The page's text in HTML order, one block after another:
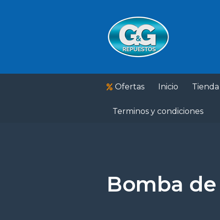
Ofertas Inicio Tienda
Terminos y condiciones
Bomba